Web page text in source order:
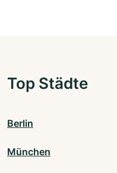
Top Städte
Berlin
München